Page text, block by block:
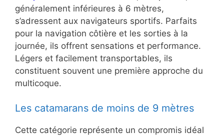
généralement inférieures à 6 mètres,
s’adressent aux navigateurs sportifs. Parfaits
pour la navigation côtière et les sorties à la
journée, ils offrent sensations et performance.
Légers et facilement transportables, ils
constituent souvent une première approche du
multicoque.
Les catamarans de moins de 9 mètres
Cette catégorie représente un compromis idéal